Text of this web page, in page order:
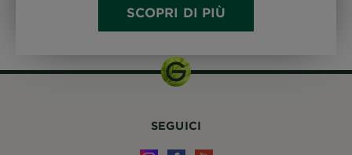
SCOPRI DI PIÙ
SEGUICI